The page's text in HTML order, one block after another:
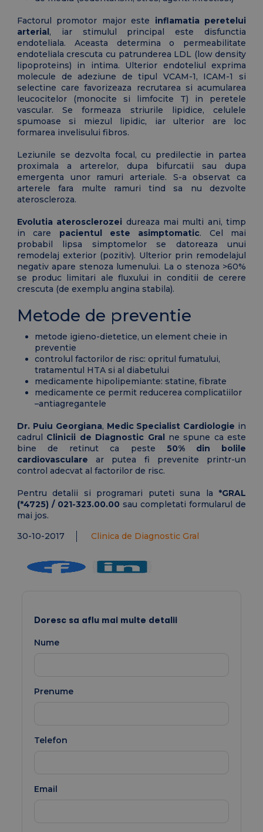
Doresc sa aflu mai multe detalii
Nume
Prenume
Telefon
Email
Factorul promotor major este inflamatia peretelui
arterial , iar stimulul principal este disfunctia
endoteliala. Aceasta determina o permeabilitate
endoteliala crescuta cu patrunderea LDL (low density
lipoproteins) in intima. Ulterior endoteliul exprima
molecule de adeziune de tipul VCAM-1, ICAM-1 si
selectine care favorizeaza recrutarea si acumularea
leucocitelor (monocite si limfocite T) in peretele
vascular. Se formeaza striurile lipidice, celulele
spumoase si miezul lipidic, iar ulterior are loc
formarea invelisului fibros.
Leziunile se dezvolta focal, cu predilectie in partea
proximala a arterelor, dupa bifurcatii sau dupa
emergenta unor ramuri arteriale. S-a observat ca
arterele fara multe ramuri tind sa nu dezvolte
ateroscleroza.
Evolutia aterosclerozei dureaza mai multi ani, timp
in care pacientul este asimptomatic. Cel mai
probabil lipsa simptomelor se datoreaza unui
remodelaj exterior (pozitiv). Ulterior prin remodelajul
negativ apare stenoza lumenului. La o stenoza >60%
se produc limitari ale fluxului in conditii de cerere
crescuta (de exemplu angina stabila).
Metode de preventie
metode igieno-dietetice, un element cheie in
preventie
controlul factorilor de risc: opritul fumatului,
tratamentul HTA si al diabetului
medicamente hipolipemiante: statine, fibrate
medicamente ce permit reducerea complicatiilor
–antiagregantele
Dr. Puiu Georgiana, Medic Specialist Cardiologie in
cadrul Clinicii de Diagnostic Gral
ne spune ca este
bine de retinut ca peste 50% din bolile
cardiovasculare ar putea fi prevenite printr-un
control adecvat al factorilor de risc.
Pentru detalii si programari puteti suna la *GRAL
(*4725) / 021-323.00.00 sau completati formularul de
mai jos.
30-10-2017
Clinica de Diagnostic Gral